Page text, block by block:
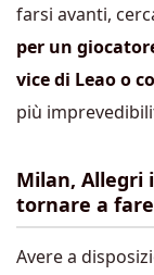
farsi avanti,
per un
vice di Leao o
più
Milan, Allegri
tornare a
Avere a